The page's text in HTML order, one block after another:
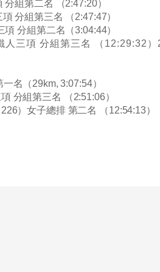
組第二名 （2:47:20）
分組第三名 （2:47:47）
分組第二名（3:04:44）
三項 分組第三名 （12:29:32）
名（29km, 3:07:54）
分組第三名 （2:51:06）
226）女子總排 第二名 （12:54:13）